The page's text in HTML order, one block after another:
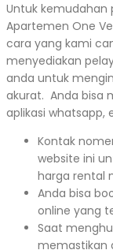
Untuk kemudahan
Apartemen One
cara yang kami
menyediakan
anda untuk
akurat. Anda bisa
aplikasi whatsapp,
Kontak
website ini
harga rental
Anda bisa
online yang
Saat
memastikan